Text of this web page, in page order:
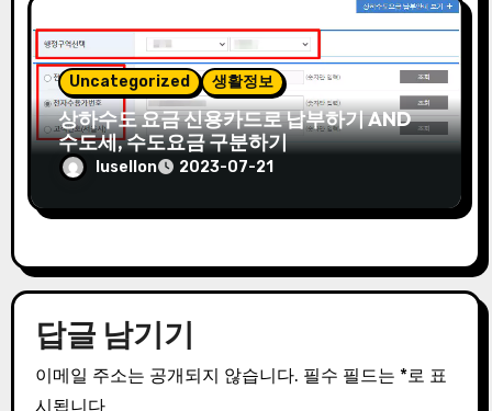
Uncategorized 생활정보
상하수도 요금 신용카드로 납부하기 AND
수도세, 수도요금 구분하기
lusellon 2023-07-21
답글 남기기
이메일 주소는 공개되지 않습니다. 필수 필드는 *로 표
시됩니다